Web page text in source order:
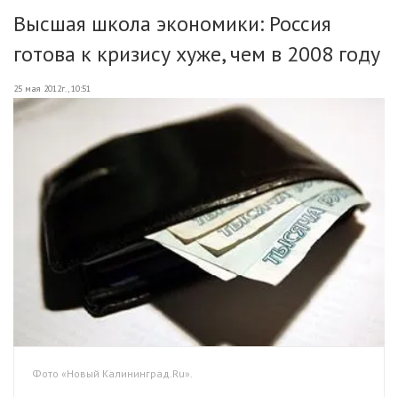
Высшая школа экономики: Россия
готова к кризису хуже, чем в 2008 году
25 мая 2012г., 10:51
Фото «Новый Калининград.Ru».